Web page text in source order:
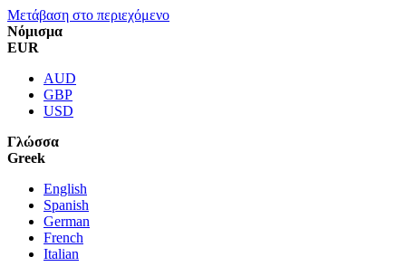
Μετάβαση στο περιεχόμενο
Νόμισμα
EUR
AUD
GBP
USD
Γλώσσα
Greek
English
Spanish
German
French
Italian